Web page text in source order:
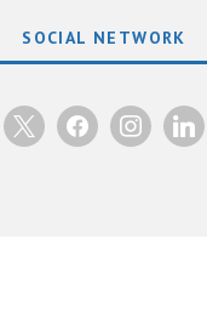
SOCIAL NETWORK
x facebookinstagramlinkedin